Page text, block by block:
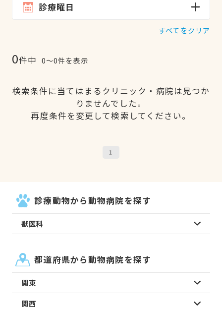
診療曜日
すべてをクリア
0件中 0〜0件を表示
検索条件に当てはまるクリニック・病院は見つか
りませんでした。
再度条件を変更して検索してください。
1
診療動物から動物病院を探す
獣医科
都道府県から動物病院を探す
関東
関西